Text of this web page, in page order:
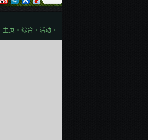
主页 > 综合> 活动>